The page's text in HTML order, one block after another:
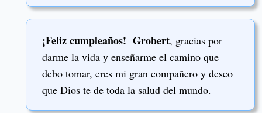
¡Feliz cumpleaños! Grobert, gracias por
darme la vida y enseñarme el camino que
debo tomar, eres mi gran compañero y deseo
que Dios te de toda la salud del mundo.